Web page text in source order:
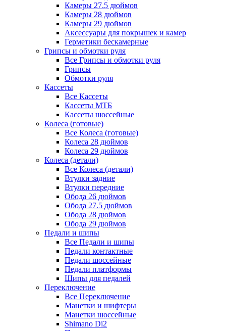
Камеры 27.5 дюймов
Камеры 28 дюймов
Камеры 29 дюймов
Аксессуары для покрышек и камер
Герметики бескамерные
Грипсы и обмотки руля
Все Грипсы и обмотки руля
Грипсы
Обмотки руля
Кассеты
Все Кассеты
Кассеты МТБ
Кассеты шоссейные
Колеса (готовые)
Все Колеса (готовые)
Колеса 28 дюймов
Колеса 29 дюймов
Колеса (детали)
Все Колеса (детали)
Втулки задние
Втулки передние
Обода 26 дюймов
Обода 27.5 дюймов
Обода 28 дюймов
Обода 29 дюймов
Педали и шипы
Все Педали и шипы
Педали контактные
Педали шоссейные
Педали платформы
Шипы для педалей
Переключение
Все Переключение
Манетки и шифтеры
Манетки шоссейные
Shimano Di2